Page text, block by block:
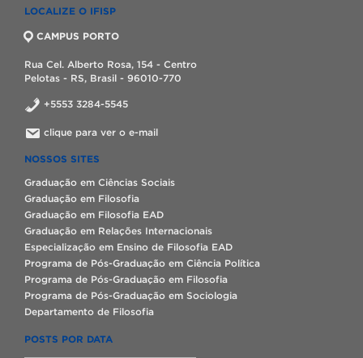
LOCALIZE O IFISP
CAMPUS PORTO
Rua Cel. Alberto Rosa, 154 - Centro
Pelotas - RS, Brasil - 96010-770
+5553 3284-5545
clique para ver o e-mail
NOSSOS SITES
Graduação em Ciências Sociais
Graduação em Filosofia
Graduação em Filosofia EAD
Graduação em Relações Internacionais
Especialização em Ensino de Filosofia EAD
Programa de Pós-Graduação em Ciência Política
Programa de Pós-Graduação em Filosofia
Programa de Pós-Graduação em Sociologia
Departamento de Filosofia
POSTS POR DATA